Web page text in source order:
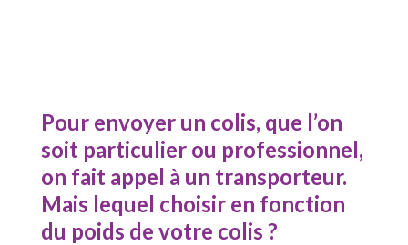
Pour envoyer un colis, que l’on
soit particulier ou professionnel,
on fait appel à un transporteur.
Mais lequel choisir en fonction
du poids de votre colis ?